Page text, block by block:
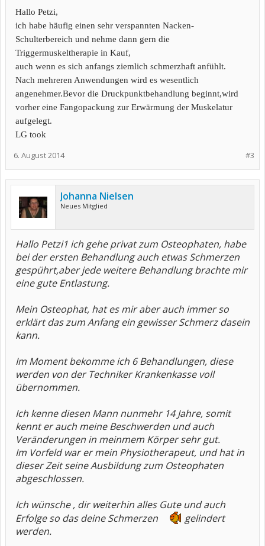
Hallo Petzi,
ich habe häufig einen sehr verspannten Nacken-
Schulterbereich und nehme dann gern die
Triggermuskeltherapie in Kauf,
auch wenn es sich anfangs ziemlich schmerzhaft anfühlt.
Nach mehreren Anwendungen wird es wesentlich
angenehmer.Bevor die Druckpunktbehandlung beginnt,wird
vorher eine Fangopackung zur Erwärmung der Muskelatur
aufgelegt.
LG took
#3
6. August 2014
Johanna Nielsen
Neues Mitglied
Hallo Petzi1 ich gehe privat zum Osteophaten, habe
bei der ersten Behandlung auch etwas Schmerzen
gespührt,aber jede weitere Behandlung brachte mir
eine gute Entlastung.
Mein Osteophat, hat es mir aber auch immer so
erklärt das zum Anfang ein gewisser Schmerz dasein
kann.
Im Moment bekomme ich 6 Behandlungen, diese
werden von der Techniker Krankenkasse voll
übernommen.
Ich kenne diesen Mann nunmehr 14 Jahre, somit
kennt er auch meine Beschwerden und auch
Veränderungen in meinmem Körper sehr gut.
Im Vorfeld war er mein Physiotherapeut, und hat in
dieser Zeit seine Ausbildung zum Osteophaten
abgeschlossen.
Ich wünsche , dir weiterhin alles Gute und auch
Erfolge so das deine Schmerzen
gelindert
werden.